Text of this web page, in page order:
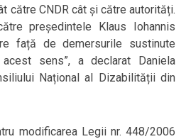
către CNDR cât și către autorități.
președintele Klaus Iohannis
față de demersurile sustinute
sens”, a declarat Daniela
Național al Dizabilității din
modificarea Legii nr. 448/2006